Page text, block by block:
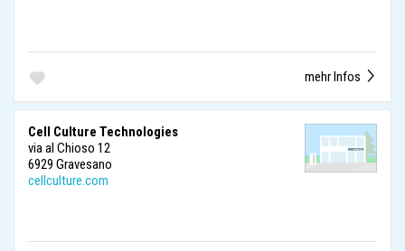
mehr Infos
Cell Culture Technologies
via al Chioso 12
6929 Gravesano
cellculture.com